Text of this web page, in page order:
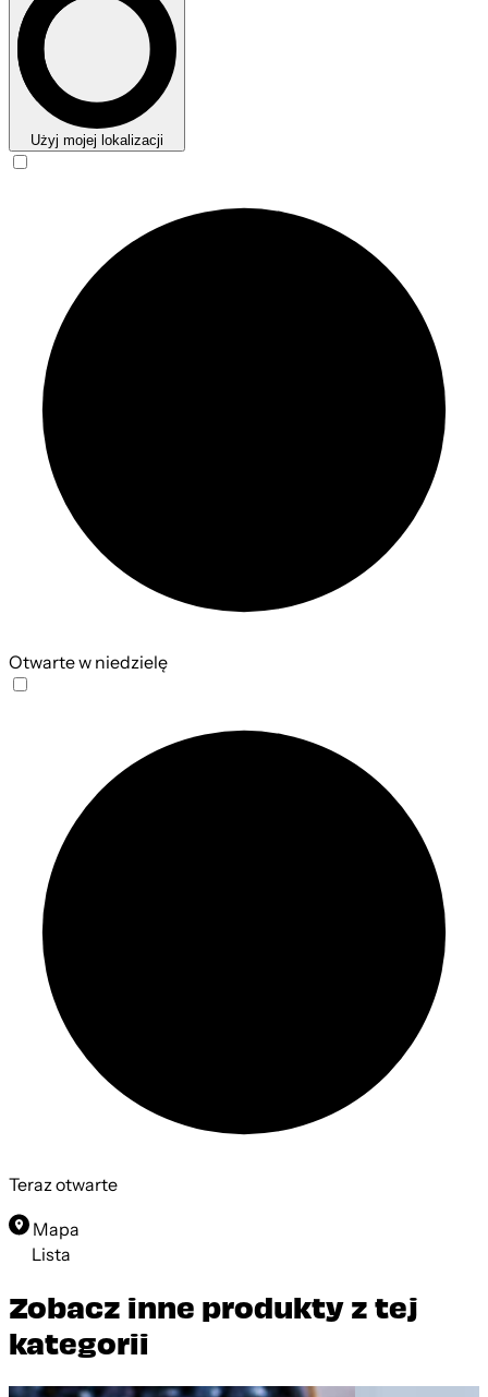
Ciasteczkowy
Użyj mojej lokalizacji
Otwarte w niedzielę
Teraz otwarte
Mapa
Lista
Zobacz inne produkty z tej
kategorii